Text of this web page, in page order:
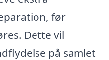
før
Dette vil
på samlet